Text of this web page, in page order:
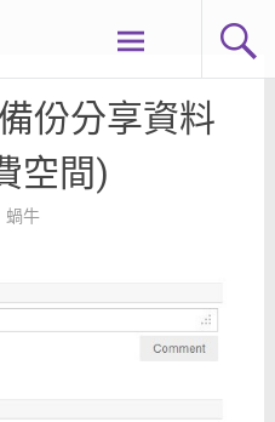
份分享資料
空間)
蝸牛